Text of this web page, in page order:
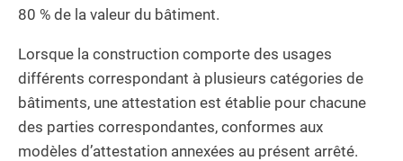
80 % de la valeur du bâtiment.
Lorsque la construction comporte des usages
différents correspondant à plusieurs catégories de
bâtiments, une attestation est établie pour chacune
des parties correspondantes, conformes aux
modèles d’attestation annexées au présent arrêté.